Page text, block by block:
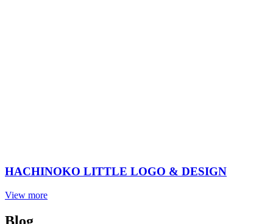
HACHINOKO LITTLE LOGO & DESIGN
View more